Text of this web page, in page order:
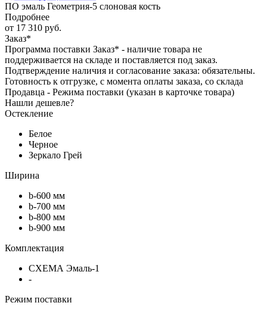
ПО эмаль Геометрия-5 слоновая кость
Подробнее
от 17 310 руб.
Заказ*
Программа поставки Заказ* - наличие товара не
поддерживается на складе и поставляется под заказ.
Подтверждение наличия и согласование заказа: обязательны.
Готовность к отгрузке, с момента оплаты заказа, со склада
Продавца - Режима поставки (указан в карточке товара)
Нашли дешевле?
Остекление
Белое
Черное
Зеркало Грей
Ширина
b-600 мм
b-700 мм
b-800 мм
b-900 мм
Комплектация
СХЕМА Эмаль-1
-
Режим поставки